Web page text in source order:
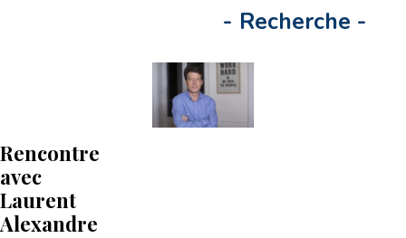
- Recherche -
Rencontre
avec
Laurent
Alexandre